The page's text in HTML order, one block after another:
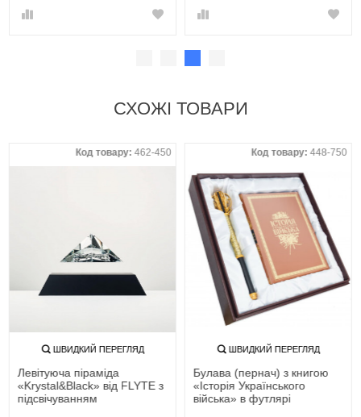
СХОЖІ ТОВАРИ
Код товару: 462-450
ШВИДКИЙ ПЕРЕГЛЯД
Левітуюча піраміда
«Krystal&Black» від FLYTE з
підсвічуванням
Код товару: 448-750
ШВИДКИЙ ПЕРЕГЛЯД
Булава (пернач) з книгою
«Історія Українського
війська» в футлярі